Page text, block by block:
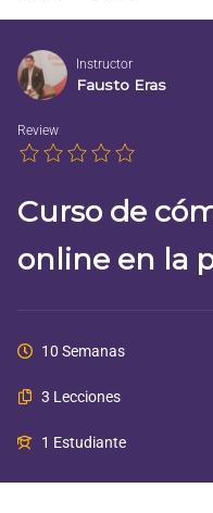
Instructor
Fausto Eras
Review
Curso de
online en la
10 Semanas
3 Lecciones
1 Estudiante